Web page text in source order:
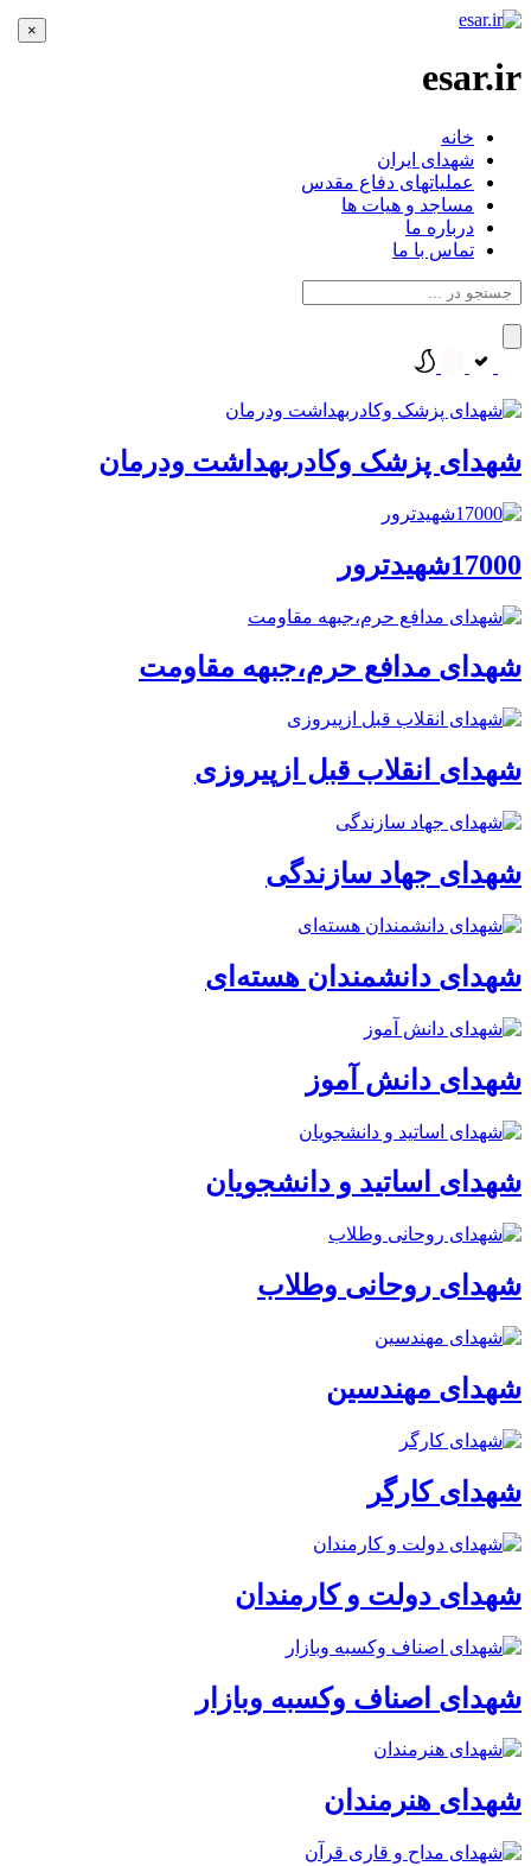
esar.ir
خانه
شهدای ایران
عملیاتهای دفاع مقدس
مساجد و هیات ها
درباره ما
تماس با ما
شهدای پزشک وکادربهداشت ودرمان
17000شهیدترور
شهدای مدافع حرم،جبهه مقاومت
شهدای انقلاب قبل ازپیروزی
شهدای جهاد سازندگی
شهدای دانشمندان هسته‌ای
شهدای دانش آموز
شهدای اساتید و دانشجویان
شهدای روحانی وطلاب
شهدای مهندسین
شهدای کارگر
شهدای دولت و کارمندان
شهدای اصناف وکسبه وبازار
شهدای هنرمندان
×